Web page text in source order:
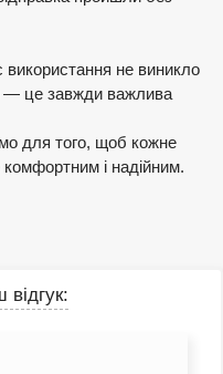
не виникло
— це завжди важлива
для того, щоб кожне
і надійним.